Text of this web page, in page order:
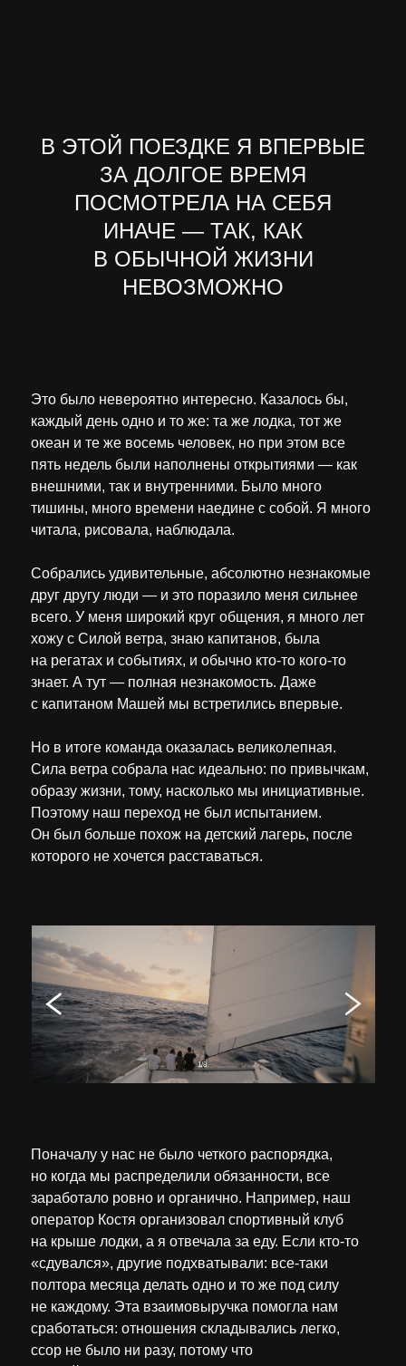
В ЭТОЙ ПОЕЗДКЕ Я ВПЕРВЫЕ
ЗА ДОЛГОЕ ВРЕМЯ
ПОСМОТРЕЛА НА СЕБЯ
ИНАЧЕ — ТАК, КАК
В ОБЫЧНОЙ ЖИЗНИ
НЕВОЗМОЖНО
Это было невероятно интересно. Казалось бы,
каждый день одно и то же: та же лодка, тот же
океан и те же восемь человек, но при этом все
пять недель были наполнены открытиями — как
внешними, так и внутренними. Было много
тишины, много времени наедине с собой. Я много
читала, рисовала, наблюдала.
Собрались удивительные, абсолютно незнакомые
друг другу люди — и это поразило меня сильнее
всего. У меня широкий круг общения, я много лет
хожу с Силой ветра, знаю капитанов, была
на регатах и событиях, и обычно кто-то кого-то
знает. А тут — полная незнакомость. Даже
с капитаном Машей мы встретились впервые.
Но в итоге команда оказалась великолепная.
Сила ветра собрала нас идеально: по привычкам,
образу жизни, тому, насколько мы инициативные.
Поэтому наш переход не был испытанием.
Он был больше похож на детский лагерь, после
которого не хочется расставаться.
1/8
Поначалу у нас не было четкого распорядка,
но когда мы распределили обязанности, все
заработало ровно и органично. Например, наш
оператор Костя организовал спортивный клуб
на крыше лодки, а я отвечала за еду. Если кто-то
«сдувался», другие подхватывали: все-таки
полтора месяца делать одно и то же под силу
не каждому. Эта взаимовыручка помогла нам
сработаться: отношения складывались легко,
ссор не было ни разу, потому что